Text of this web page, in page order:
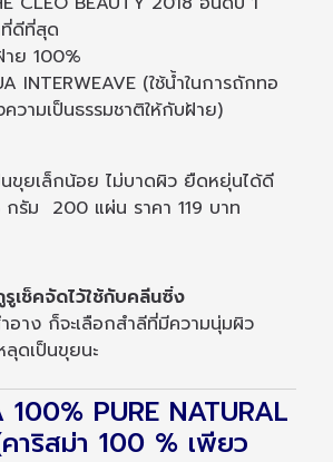
ที่ดีที่สุด
าย 100%
INTERWEAVE (ใช้น้ำในการถักทอ
วามเป็นธรรมชาติให้กับฝ้าย)
ขุยเล็กน้อย ไม่บาดผิว ยืดหยุ่นได้ดี
กรัม 200 แผ่น ราคา 119 บาท
เช็คจัดไว้ใช้กับคลีนซิ่ง
ำอาง ก็จะเลือกสำลีที่มีความนุ่มผิว
ดเป็นขุยนะ
100% PURE NATURAL
าริสม่า 100 % เพียว